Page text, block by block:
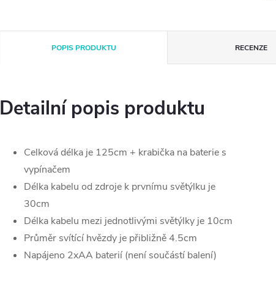
POPIS PRODUKTU RECENZE
Detailní popis produktu
Celková délka je 125cm + krabička na baterie s
vypínačem
Délka kabelu od zdroje k prvnímu světýlku je
30cm
Délka kabelu mezi jednotlivými světýlky je 10cm
Průměr svítící hvězdy je přibližně 4.5cm
Napájeno 2xAA baterií (není součástí balení)